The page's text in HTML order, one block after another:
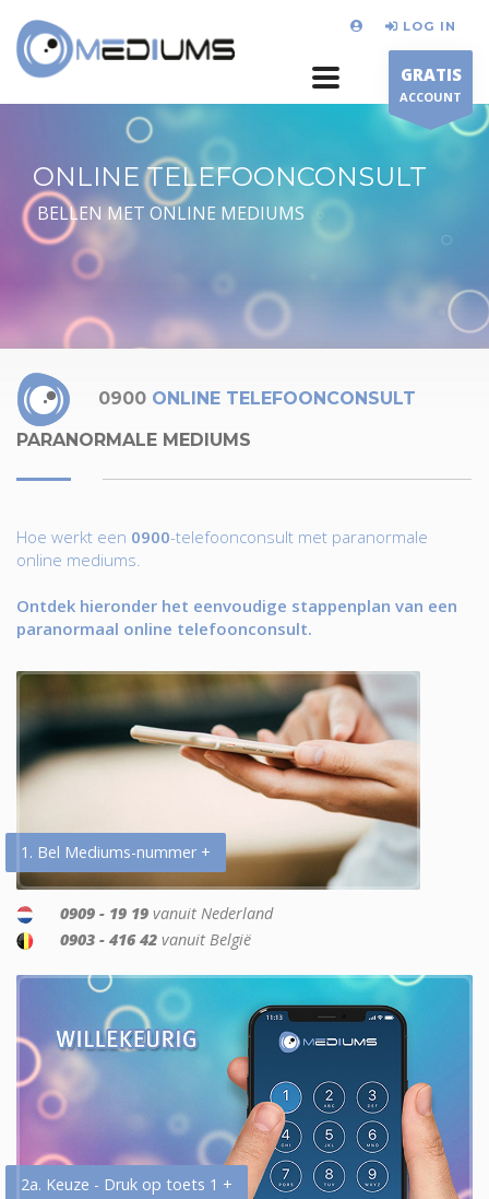
LOG IN
GRATIS
ACCOUNT
ONLINE TELEFOONCONSULT
BELLEN MET ONLINE MEDIUMS
0900 ONLINE TELEFOONCONSULT
PARANORMALE MEDIUMS
Hoe werkt een 0900-telefoonconsult met paranormale
online mediums.
Ontdek hieronder het eenvoudige stappenplan van een
paranormaal online telefoonconsult.
1. Bel Mediums-nummer +
0909 - 19 19 vanuit Nederland
0903 - 416 42 vanuit België
2a. Keuze - Druk op toets 1 +